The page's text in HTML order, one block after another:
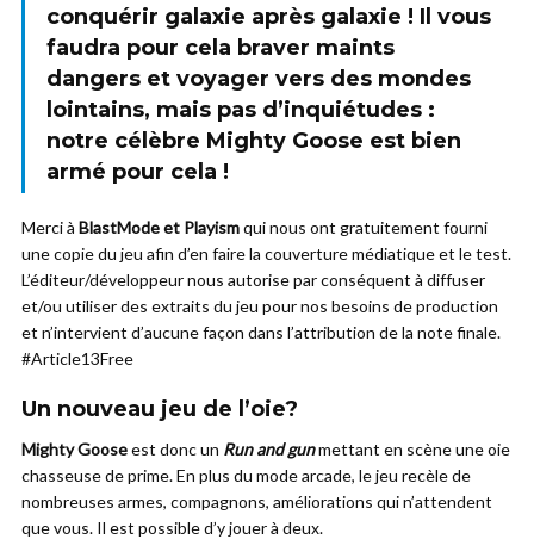
conquérir galaxie après galaxie ! Il vous
faudra pour cela braver maints
dangers et voyager vers des mondes
lointains, mais pas d’inquiétudes :
notre célèbre Mighty Goose est bien
armé pour cela !
Merci à BlastMode et Playismqui nous ont gratuitement fourni
une copie du jeu afin d’en faire la couverture médiatique et le test.
L’éditeur/développeur nous autorise par conséquent à diffuser
et/ou utiliser des extraits du jeu pour nos besoins de production
et n’intervient d’aucune façon dans l’attribution de la note finale.
#Article13Free
Un nouveau jeu de l’oie?
Mighty Gooseest donc un Run and gunmettant en scène une oie
chasseuse de prime. En plus du mode arcade, le jeu recèle de
nombreuses armes, compagnons, améliorations qui n’attendent
que vous. Il est possible d’y jouer à deux.